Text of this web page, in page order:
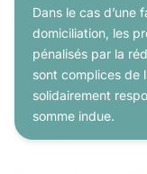
Dans le cas d’une
domiciliation, les
pénalisés par la
sont complices de
solidairement
somme indue.